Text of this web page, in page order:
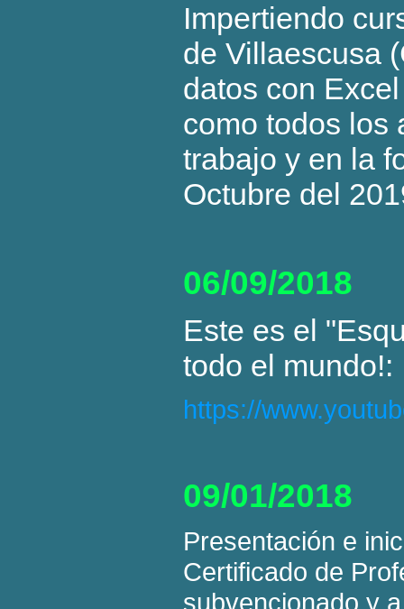
Impertiendo
de Villaescusa
datos con
como todos los
trabajo y en la
Octubre del
06/09/2018
Este es el
todo el mundo!:
https://
09/01/2018
Presentación e
Certificado de
subvencionado y